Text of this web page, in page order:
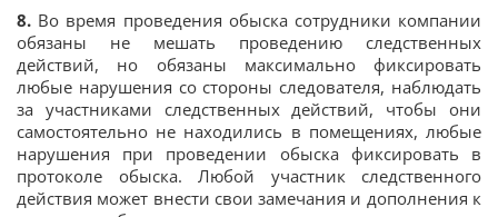
8. Во время проведения обыска сотрудники компании
обязаны не мешать проведению следственных
действий, но обязаны максимально фиксировать
любые нарушения со стороны следователя, наблюдать
за участниками следственных действий, чтобы они
самостоятельно не находились в помещениях, любые
нарушения при проведении обыска фиксировать в
протоколе обыска. Любой участник следственного
действия может внести свои замечания и дополнения к